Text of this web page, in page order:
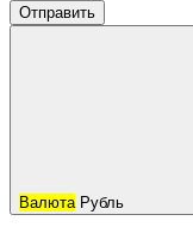
Отправить
Валюта Рубль